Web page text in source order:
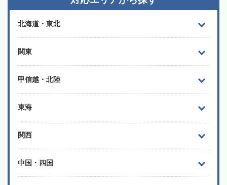
北海道・東北
関東
甲信越・北陸
東海
関西
中国・四国